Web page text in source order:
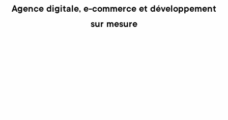
Agence digitale, e-commerce et développement
sur mesure